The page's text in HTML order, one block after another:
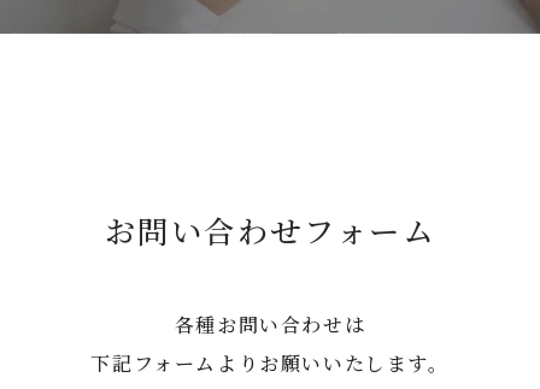
お問い合わせフォーム
各種お問い合わせは
下記フォームよりお願いいたします。